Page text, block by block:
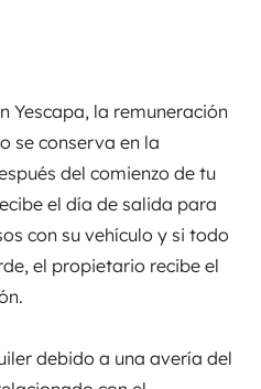
Yescapa, la remuneración
se conserva en la
del comienzo de tu
el día de salida para
con su vehículo y si todo
el propietario recibe el
debido a una avería del